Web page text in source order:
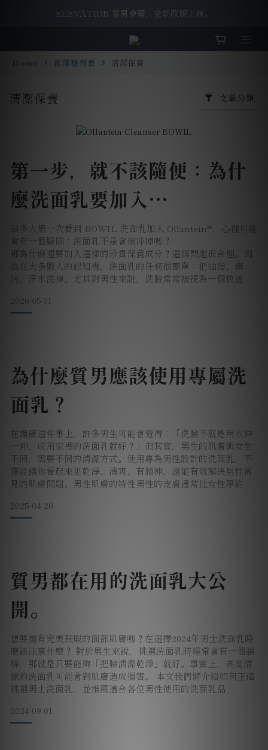
ELEVATION 質男會籍，全新改版上線。
ELEVATION 質男會籍，全新改版上線。
洗面乳舊換新，一起守護我們唯一的地球。
ELEVATION 質男會籍，全新改版上線。
Home 部落格列表 清潔保養
清潔保養 文章分類
第一步，就不該隨便：為什
麼洗面乳要加入
Ollantein®
很多人第一次看到 BOWIL 洗面乳加入 Ollantein®，心裡可能
會有一個疑問：洗面乳不是會被沖掉嗎？
那為什麼還要加入這樣的珍貴保養成分？這個問題很合理。因
為在大多數人的認知裡，洗面乳的任務很簡單：把油脂、髒
污、汗水洗掉。尤其對男性來說，洗臉常常被視為一個快速、
解，不只如此。 我們認為，真正好的清潔，不只是把東西洗
掉，而是讓肌膚在洗完之後，仍然維持在一個穩定、舒服、可
2026-05-31
為什麼質男應該使用專屬洗
面乳？
在護膚這件事上，許多男生可能會覺得：「洗臉不就是用水沖
一沖，或用家裡的洗面乳就好？」但其實，男生的肌膚與女生
不同，需要不同的清潔方式。使用專為男性設計的洗面乳，不
僅能讓你看起來更乾淨、清爽、有精神，還能有效解決男性常
見的肌膚問題。男性肌膚的特性男性的皮膚通常比女性厚約
塞，出現痘痘、粉刺等問題。此外，男性經常刮鬍，容易造成
肌膚敏感或受損，因此需要特別的呵護。男性的肌膚與女性在
2025-04-20
質男都在用的洗面乳大公
開。
想要擁有完美無瑕的面部肌膚嗎？在選擇2024年男士洗面乳時
應該注意什麼？ 對於男生來說，挑選洗面乳時經常會有一個誤
解，那就是只要能夠「把臉清潔乾淨」就好。事實上，高度清
潔的洗面乳可能會對肌膚造成損害。 本文我們將介紹如何正確
挑選男士洗面乳，並推薦適合各位男性使用的洗面乳品
多樣且價格各異，選擇時應該考慮以下幾點： 了解肌膚類型
2024-09-01